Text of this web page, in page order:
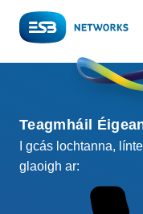
Teagmháil
I gcás lochtanna,
glaoigh ar: